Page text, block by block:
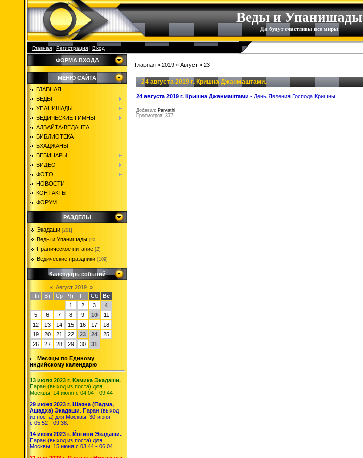
Веды и Упанишады
Да будут счастливы все миры
Главная|Регистрация|Вход
ФОРМА ВХОДА
МЕНЮ САЙТА
ГЛАВНАЯ
ВЕДЫ
УПАНИШАДЫ
ВЕДИЧЕСКИЕ ГИМНЫ
АДВАЙТА-ВЕДАНТА
БИБЛИОТЕКА
БХАДЖАНЫ
ВЕБИНАРЫ
ВИДЕО
ФОТО
НОВОСТИ
КОНТАКТЫ
ФОРУМ
РАЗДЕЛЫ
Экадаши [201]
Веды и Упанишады [20]
Праническое питание [2]
Ведические праздники [109]
Календарь событий
« Август 2019 »
Пн
Вт Ср Чт Пт Сб
Вс
1
2 3
4
5
6 7 8 9 10
11
12
13 14 15 16 17
18
19
20 21 22 23 24
25
26
27 28 29 30 31
Месяцы по Единому
индийскому календарю
13 июля 2023 г. Камика Экадаши.
Паран (выход из поста) для
Москвы: 14 июля с 04:04 - 09:44
29 июня 2023 г. Шаяна (Падма,
Ашадха) Экадаши . Паран (выход
из поста) для Москвы: 30 июня
с 05:52 - 09:38.
14 июня 2023 г. Йогини Экадаши.
Паран (выход из поста) для
Москвы: 15 июня с 03:44 - 06:04
Главная » 2019 » Август » 23
24 августа 2019 г. Кришна Джанмаштами.
24 августа 2019 г. Кришна Джанмаштами - День Явления Господа Кришны.
Добавил: Parvathi
Просмотров: 377